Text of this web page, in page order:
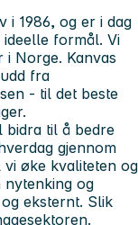
i 1986, og er i dag
formål. Vi
i Norge. Kanvas
fra
- til det beste
bidra til å bedre
gjennom
vi øke kvaliteten og
nytenking og
eksternt. Slik